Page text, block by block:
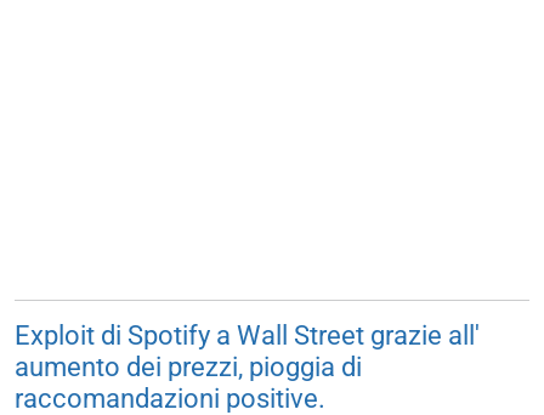
Exploit di Spotify a Wall Street grazie all'
aumento dei prezzi, pioggia di
raccomandazioni positive.